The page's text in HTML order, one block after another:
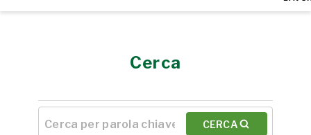
Cerca
CERCA